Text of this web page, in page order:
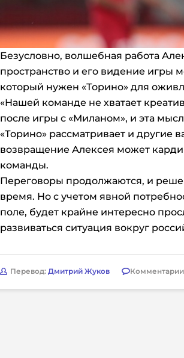
Безусловно, волшебная работа
пространство и его видение игры
который нужен «Торино» для
«Нашей команде не хватает
после игры с «Миланом», и эта
«Торино» рассматривает и другие
возвращение Алексея может
команды.
Переговоры продолжаются, и
время. Но с учетом явной
поле, будет крайне интересно
развиваться ситуация вокруг
Перевод: Дмитрий Жуков